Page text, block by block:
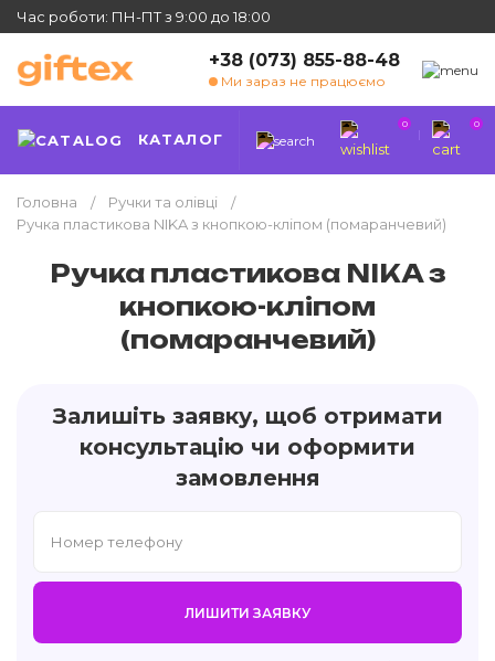
Час роботи: ПН-ПТ з 9:00 до 18:00
+38 (073) 855-88-48
Ми зараз не працюємо
КАТАЛОГ
0 0
Головна
Ручки та олівці
Ручка пластикова NIKA з кнопкою-кліпом (помаранчевий)
Ручка пластикова NIKA з
кнопкою-кліпом
(помаранчевий)
Залишіть заявку, щоб отримати
консультацію чи оформити
замовлення
ЛИШИТИ ЗАЯВКУ